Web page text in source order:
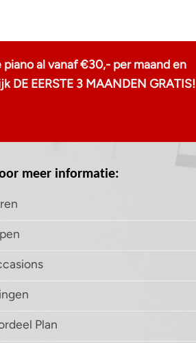
al vanaf €30,- per maand en
EERSTE 3 MAANDEN GRATIS!
meer informatie:
Plan